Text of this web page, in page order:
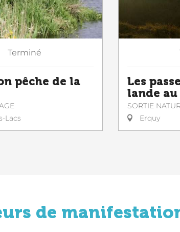
Terminé
pêche de la
Lacs
Les
lande
SORTIE
Erquy
de